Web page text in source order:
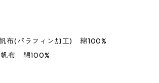
布(パラフィン加工) 綿100%
帆布 綿100%